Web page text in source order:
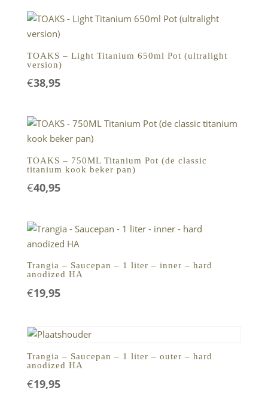
€64,95. €49,95.
TOAKS – Light Titanium 650ml Pot (ultralight
version)
€38,95
TOAKS – 750ML Titanium Pot (de classic
titanium kook beker pan)
€40,95
Trangia – Saucepan – 1 liter – inner – hard
anodized HA
€19,95
Trangia – Saucepan – 1 liter – outer – hard
anodized HA
€19,95